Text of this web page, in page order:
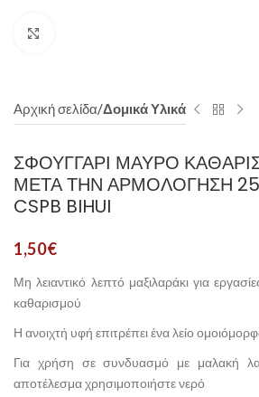
Αρχική σελίδα Δομικά Υλικά
ΣΦΟΥΓΓΆΡΙ ΜΑΎΡΟ
ΜΕΤΆ ΤΗΝ ΑΡΜΟΛΌΓΗΣΗ
CSPB BIHUI
1,50€
Μη λειαντικό λεπτό μαξιλαράκι για
καθαρισμού
Η ανοιχτή υφή επιτρέπει ένα λείο
Για χρήση σε συνδυασμό με μαλακή
αποτέλεσμα χρησιμοποιήστε νερό